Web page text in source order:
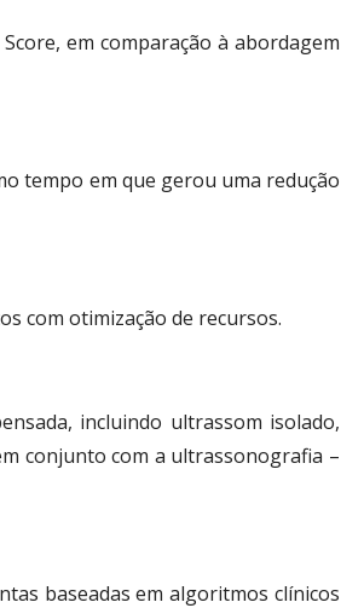
em comparação à abordagem
tempo em que gerou uma redução
com otimização de recursos.
incluindo ultrassom isolado,
conjunto com a ultrassonografia –
baseadas em algoritmos clínicos